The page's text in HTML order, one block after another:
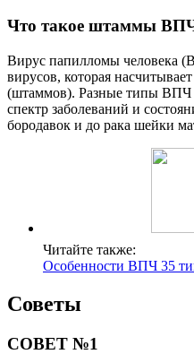
Что такое штаммы
Вирус папилломы человека
вирусов, которая
(штаммов). Разные типы ВПЧ
спектр заболеваний и
бородавок и до рака шейки
Читайте также:
Особенности ВПЧ 35
Советы
СОВЕТ №1